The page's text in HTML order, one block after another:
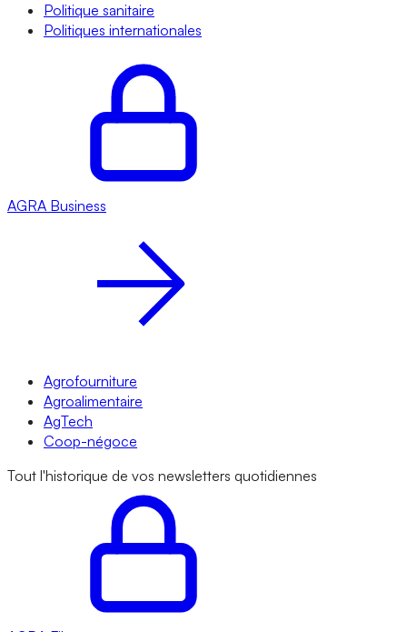
Politique sanitaire
Politiques internationales
AGRA Business
Agrofourniture
Agroalimentaire
AgTech
Coop-négoce
Tout l'historique de vos newsletters quotidiennes